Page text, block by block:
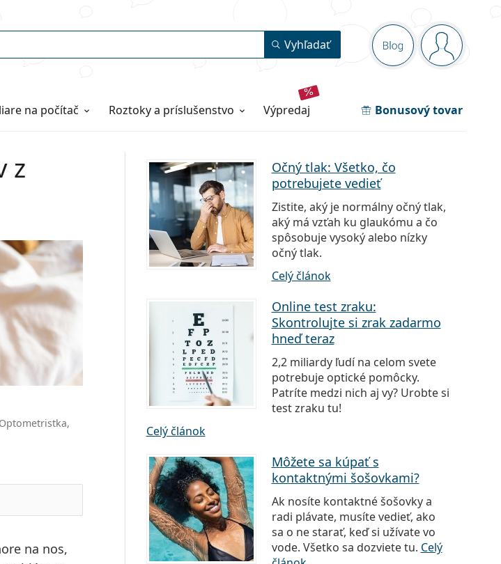
Navigačný panel
Blog ste
Vyhľadať
na počítač Roztoky a príslušenstvo výpredaj Bonusový tovar
z
na nos,
Očný tlak: Všetko, čo
potrebujete vedieť
Zistite, aký je normálny očný tlak,
aký má vzťah ku glaukómu a čo
spôsobuje vysoký alebo nízky
očný tlak.
Celý článok
Online test zraku:
Skontrolujte si zrak zadarmo
hneď teraz
2,2 miliardy ľudí na celom svete
potrebuje optické pomôcky.
Patríte medzi nich aj vy? Urobte si
test zraku tu!
Celý článok
Môžete sa kúpať s
kontaktnými šošovkami?
Ak nosíte kontaktné šošovky a
radi plávate, musíte vedieť, ako
sa o ne starať, keď si užívate vo
vode. Všetko sa dozviete tu. Celý